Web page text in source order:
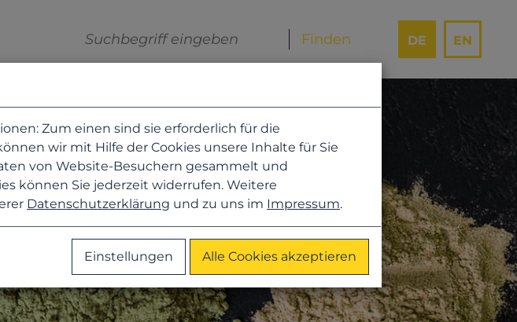
DE EN
Zum einen sind sie erforderlich für die
wir mit Hilfe der Cookies unsere Inhalte für Sie
von Website-Besuchern gesammelt und
können Sie jederzeit widerrufen. Weitere
Datenschutzerklärung und zu uns im Impressum.
Einstellungen Alle Cookies akzeptieren